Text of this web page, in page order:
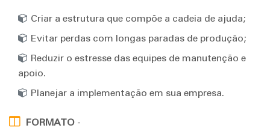
Criar a estrutura que compõe a cadeia de ajuda;
Evitar perdas com longas paradas de produção;
Reduzir o estresse das equipes de manutenção e
apoio.
Planejar a implementação em sua empresa.
FORMATO -